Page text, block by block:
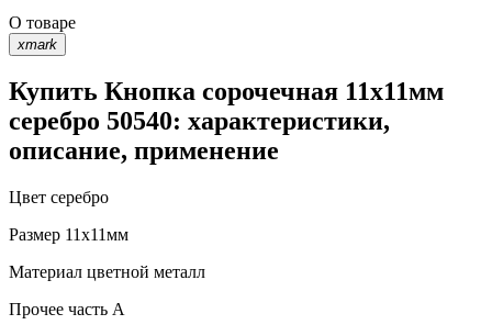
О товаре
xmark
Купить Кнопка сорочечная 11х11мм
серебро 50540: характеристики,
описание, применение
Цвет серебро
Размер 11х11мм
Материал цветной металл
Прочее часть A